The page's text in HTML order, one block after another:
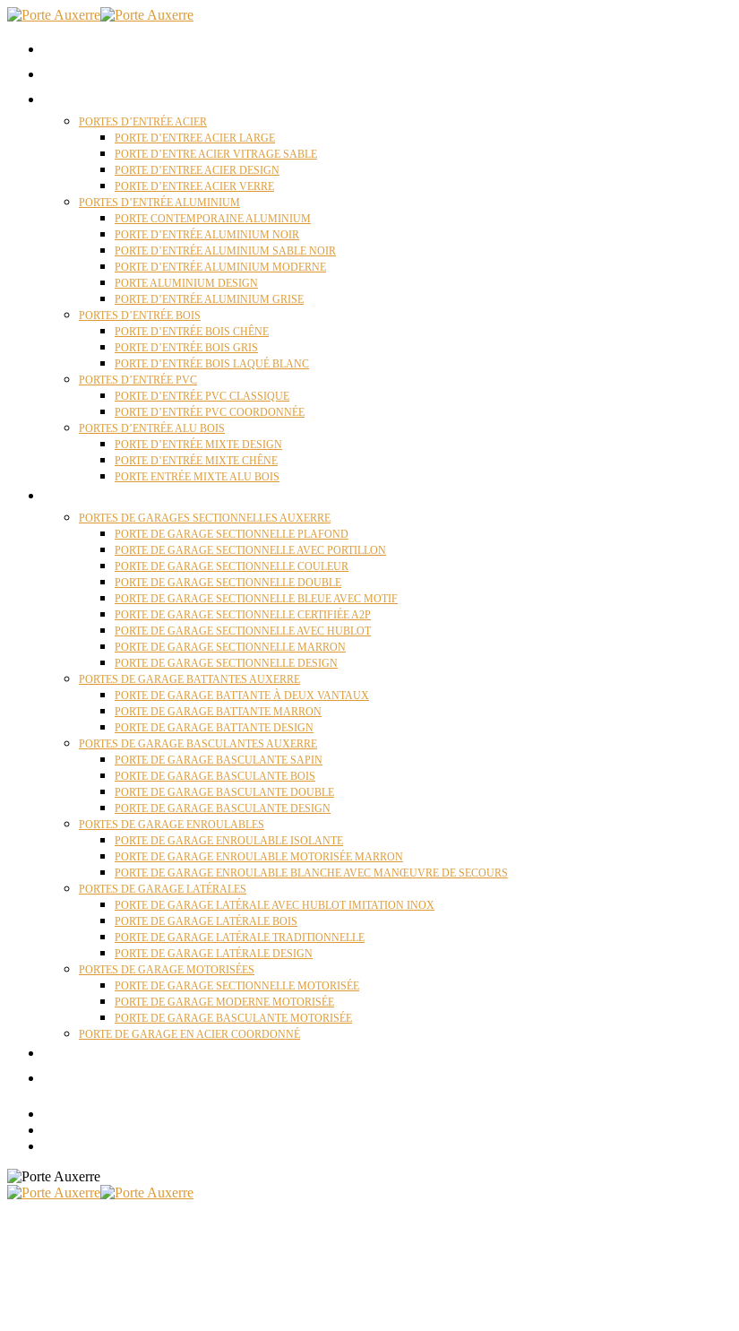
PORTES D’ENTRÉE ACIER
PORTE D’ENTREE ACIER LARGE
PORTE D’ENTRE ACIER VITRAGE SABLE
PORTE D’ENTREE ACIER DESIGN
PORTE D’ENTREE ACIER VERRE
PORTES D’ENTRÉE ALUMINIUM
PORTE CONTEMPORAINE ALUMINIUM
PORTE D’ENTRÉE ALUMINIUM NOIR
PORTE D’ENTRÉE ALUMINIUM SABLE NOIR
PORTE D’ENTRÉE ALUMINIUM MODERNE
PORTE ALUMINIUM DESIGN
PORTE D’ENTRÉE ALUMINIUM GRISE
PORTES D’ENTRÉE BOIS
PORTE D’ENTRÉE BOIS CHÊNE
PORTE D’ENTRÉE BOIS GRIS
PORTE D’ENTRÉE BOIS LAQUÉ BLANC
PORTES D’ENTRÉE PVC
PORTE D’ENTRÉE PVC CLASSIQUE
PORTE D’ENTRÉE PVC COORDONNÉE
PORTES D’ENTRÉE ALU BOIS
PORTE D’ENTRÉE MIXTE DESIGN
PORTE D’ENTRÉE MIXTE CHÊNE
PORTE ENTRÉE MIXTE ALU BOIS
PORTES DE GARAGES SECTIONNELLES AUXERRE
PORTE DE GARAGE SECTIONNELLE PLAFOND
PORTE DE GARAGE SECTIONNELLE AVEC PORTILLON
PORTE DE GARAGE SECTIONNELLE COULEUR
PORTE DE GARAGE SECTIONNELLE DOUBLE
PORTE DE GARAGE SECTIONNELLE BLEUE AVEC MOTIF
PORTE DE GARAGE SECTIONNELLE CERTIFIÉE A2P
PORTE DE GARAGE SECTIONNELLE AVEC HUBLOT
PORTE DE GARAGE SECTIONNELLE MARRON
PORTE DE GARAGE SECTIONNELLE DESIGN
PORTES DE GARAGE BATTANTES AUXERRE
PORTE DE GARAGE BATTANTE À DEUX VANTAUX
PORTE DE GARAGE BATTANTE MARRON
PORTE DE GARAGE BATTANTE DESIGN
PORTES DE GARAGE BASCULANTES AUXERRE
PORTE DE GARAGE BASCULANTE SAPIN
PORTE DE GARAGE BASCULANTE BOIS
PORTE DE GARAGE BASCULANTE DOUBLE
PORTE DE GARAGE BASCULANTE DESIGN
PORTES DE GARAGE ENROULABLES
PORTE DE GARAGE ENROULABLE ISOLANTE
PORTE DE GARAGE ENROULABLE MOTORISÉE MARRON
PORTE DE GARAGE ENROULABLE BLANCHE AVEC MANŒUVRE DE SECOURS
PORTES DE GARAGE LATÉRALES
PORTE DE GARAGE LATÉRALE AVEC HUBLOT IMITATION INOX
PORTE DE GARAGE LATÉRALE BOIS
PORTE DE GARAGE LATÉRALE TRADITIONNELLE
PORTE DE GARAGE LATÉRALE DESIGN
PORTES DE GARAGE MOTORISÉES
PORTE DE GARAGE SECTIONNELLE MOTORISÉE
PORTE DE GARAGE MODERNE MOTORISÉE
PORTE DE GARAGE BASCULANTE MOTORISÉE
PORTE DE GARAGE EN ACIER COORDONNÉ